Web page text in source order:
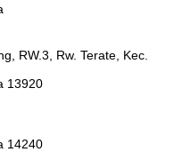
RW.3, Rw. Terate, Kec.
13920
14240